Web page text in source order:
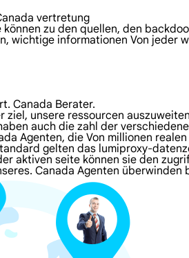
vertretung
können zu den quellen, den
wichtige informationen Von jeder
Canada Berater.
ziel, unsere ressourcen
auch die zahl der
Agenten, die Von millionen
gelten das lumiproxy-
aktiven seite können sie den
Canada Agenten überwinden